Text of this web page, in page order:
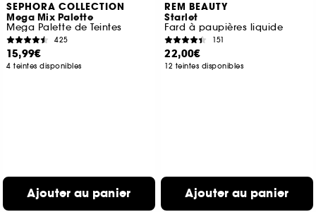
SEPHORA COLLECTION
Mega Mix Palette
Mega Palette de Teintes
425
15,99€
4 teintes disponibles
Ajouter au panier
REM BEAUTY
Starlet
Fard à paupières liquide
151
22,00€
12 teintes disponibles
Ajouter au panier